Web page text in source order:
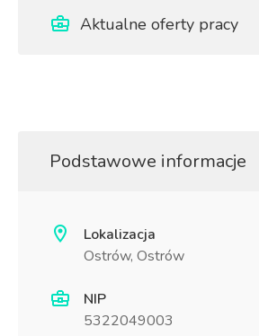
Aktualne oferty pracy
Podstawowe informacje
Lokalizacja
Ostrów, Ostrów
NIP
5322049003